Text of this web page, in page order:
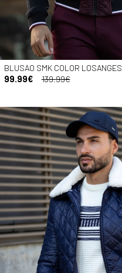
BLUSAO SMK COLOR LOSANGES
99.99€
139.99€